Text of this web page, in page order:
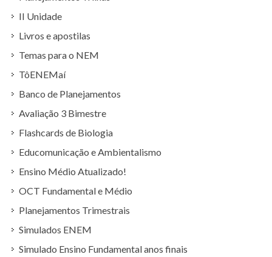
II Unidade
Livros e apostilas
Temas para o NEM
TôENEMaí
Banco de Planejamentos
Avaliação 3 Bimestre
Flashcards de Biologia
Educomunicação e Ambientalismo
Ensino Médio Atualizado!
OCT Fundamental e Médio
Planejamentos Trimestrais
Simulados ENEM
Simulado Ensino Fundamental anos finais